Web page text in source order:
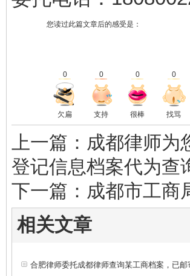
您读过此篇文章后的感受是：
0 0 0 0
欠扁 支持 很棒 找骂
上一篇：成都律师
登记信息档案代为查
下一篇：成都市工商
相关文章
合肥律师委托成都律师查询某工商档案，已邮